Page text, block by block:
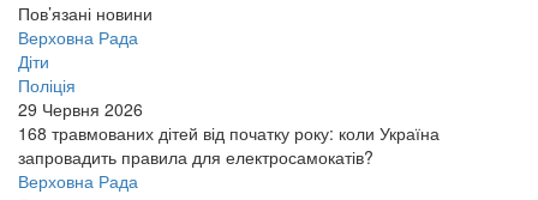
Пов’язані новини
Верховна Рада
Діти
Поліція
29 Червня 2026
168 травмованих дітей від початку року: коли Україна
запровадить правила для електросамокатів?
Верховна Рада